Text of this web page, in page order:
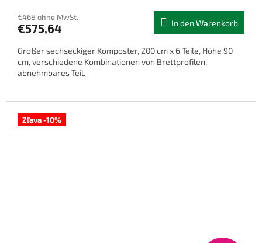
€468 ohne MwSt.
€575,64 In den Warenkorb
Großer sechseckiger Komposter, 200 cm x 6 Teile, Höhe 90
cm, verschiedene Kombinationen von Brettprofilen,
abnehmbares Teil.
Zľava -10%